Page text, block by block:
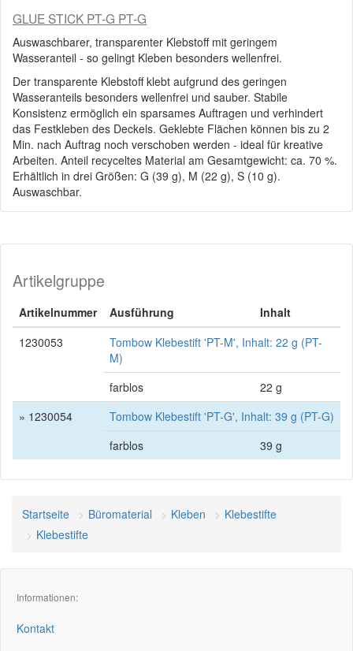
GLUE STICK PT-G PT-G
Auswaschbarer, transparenter Klebstoff mit geringem
Wasseranteil - so gelingt Kleben besonders wellenfrei.
Der transparente Klebstoff klebt aufgrund des geringen
Wasseranteils besonders wellenfrei und sauber. Stabile
Konsistenz ermöglich ein sparsames Auftragen und verhindert
das Festkleben des Deckels. Geklebte Flächen können bis zu 2
Min. nach Auftrag noch verschoben werden - ideal für kreative
Arbeiten. Anteil recyceltes Material am Gesamtgewicht: ca. 70 %.
Erhältlich in drei Größen: G (39 g), M (22 g), S (10 g).
Auswaschbar.
Artikelgruppe
Artikelnummer Ausführung
Inhalt
1230053
Tombow Klebestift 'PT-M', Inhalt: 22 g (PT-
M)
farblos
22 g
» 1230054
Tombow Klebestift 'PT-G', Inhalt: 39 g (PT-G)
farblos
39 g
Startseite Büromaterial Kleben
Klebestifte
Klebestifte
Informationen:
Kontakt